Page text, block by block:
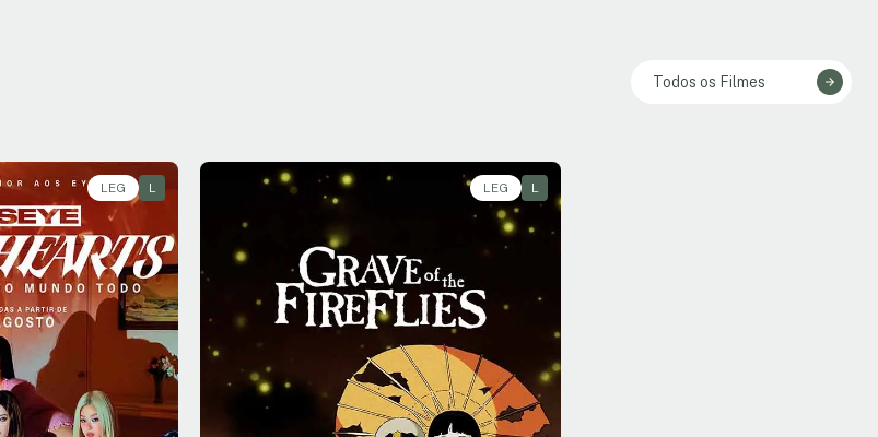
Todos os Filmes
LEG L LEG L